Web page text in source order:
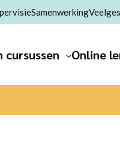
Samenwerking
cursussen Online